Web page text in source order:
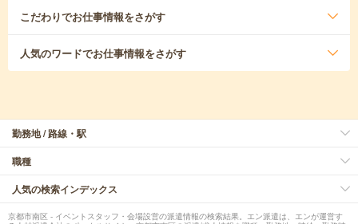
こだわりでお仕事情報をさがす
人気のワードでお仕事情報をさがす
勤務地 / 路線・駅
職種
人気の検索インデックス
京都市南区 - イベントスタッフ・会場設営の派遣情報の検索結果。エン派遣は、エンが運営す